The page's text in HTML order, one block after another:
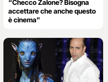
“Checco Zalone? Bisogna
accettare che anche questo
è cinema”